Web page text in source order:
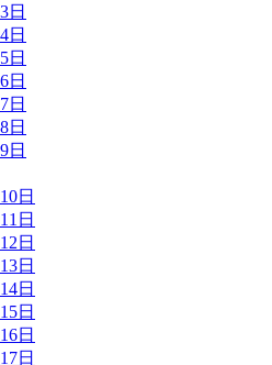
日
日
日
日
日
日
日
日
日
日
日
日
日
日
日